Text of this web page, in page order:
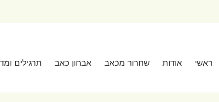
ראשי אודות שחרור מכאב אבחון כאב תרגילים